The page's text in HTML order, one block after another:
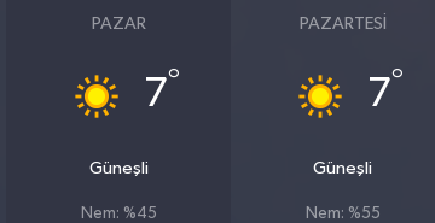
PAZAR
7°
Güneşli
Nem: %45
PAZARTESI
7°
Güneşli
Nem: %55